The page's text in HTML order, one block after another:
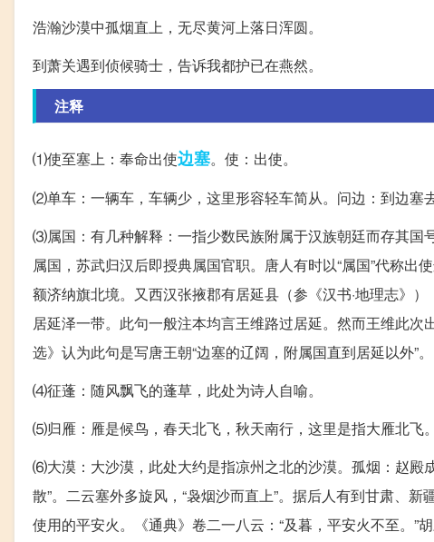
浩瀚沙漠中孤烟直上，无尽黄河上落日浑圆。
到萧关遇到侦候骑士，告诉我都护已在燕然。
注释
⑴使至塞上：奉命出使边塞。使：出使。
⑵单车：一辆车，车辆少，这里形容轻车简从。问边：到边塞
⑶属国：有几种解释：一指少数民族附属于汉族朝廷而存其国
属国，苏武归汉后即授典属国官职。唐人有时以“属国”代称
额济纳旗北境。又西汉张掖郡有居延县（参《汉书·地理志》
居延泽一带。此句一般注本均言王维路过居延。然而王维此
选》认为此句是写唐王朝“边塞的辽阔，附属国直到居延以外”。
⑷征蓬：随风飘飞的蓬草，此处为诗人自喻。
⑸归雁：雁是候鸟，春天北飞，秋天南行，这里是指大雁北飞
⑹大漠：大沙漠，此处大约是指凉州之北的沙漠。孤烟：赵殿
散”。二云塞外多旋风，“袅烟沙而直上”。据后人有到甘肃、
使用的平安火。《通典》卷二一八云：“及暮，平安火不至。”